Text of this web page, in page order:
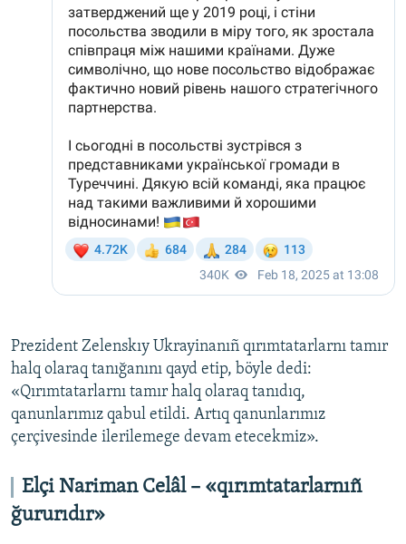
Prezident Zelenskıy Ukrayinanıñ qırımtatarlarnı tamır
halq olaraq tanığanını qayd etip, böyle dedi:
«Qırımtatarlarnı tamır halq olaraq tanıdıq,
qanunlarımız qabul etildi. Artıq qanunlarımız
çerçivesinde ilerilemege devam etecekmiz».
Elçi Nariman Celâl – «qırımtatarlarnıñ
ğururıdır»